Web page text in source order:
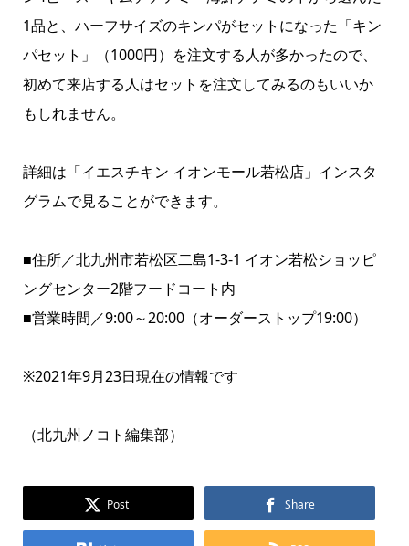
1品と、ハーフサイズのキンパがセットになった「キン
パセット」（1000円）を注文する人が多かったので、
初めて来店する人はセットを注文してみるのもいいか
もしれません。
詳細は 「イエスチキン イオンモール若松店」インスタ
グラムで見ることができます。
■住所／北九州市若松区二島1-3-1 イオン若松ショッピ
ングセンター2階フードコート内
■営業時間／9:00～20:00（オーダーストップ19:00）
※2021年9月23日現在の情報です
（北九州ノコト編集部）
Post Share